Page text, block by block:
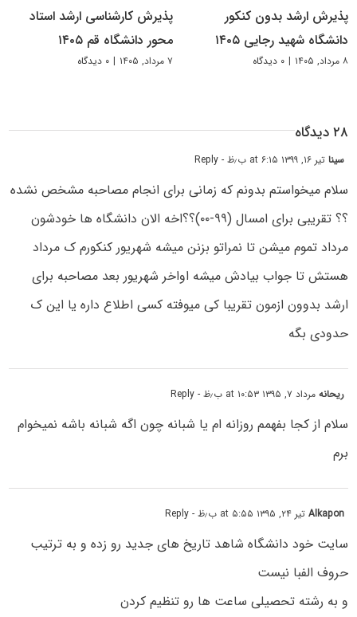
پذیرش ارشد بدون کنکور
دانشگاه شهید رجایی ۱۴۰۵
۸ مرداد, ۱۴۰۵ | ۰ دیدگاه
پذیرش کارشناسی ارشد استاد
محور دانشگاه قم ۱۴۰۵
۷ مرداد, ۱۴۰۵ | ۰ دیدگاه
۲۸ دیدگاه
سیناتیر ۱۶, ۱۳۹۹ at ۶:۱۵ ب٫ظ - Reply
سلام میخواستم بدونم که زمانی برای انجام مصاحبه مشخص نشده
؟؟ تقریبی برای امسال (۹۹-۰۰)؟؟اخه الان دانشگاه ها خودشون
مرداد تموم میشن تا نمراتو بزنن میشه شهریور کنکورم ک مرداد
هستش تا جواب بیادش میشه اواخر شهریور بعد مصاحبه برای
ارشد بدوون ازمون تقریبا کی میوفته کسی اطلاع داره یا این ک
حدودی بگه
ریحانهمرداد ۷, ۱۳۹۵ at ۱۰:۵۳ ب٫ظ - Reply
سلام از کجا بفهمم روزانه ام یا شبانه چون اگه شبانه باشه نمیخوام
برم
Alkaponتیر ۲۴, ۱۳۹۵ at ۵:۵۵ ب٫ظ - Reply
سایت خود دانشگاه شاهد تاریخ های جدید رو زده و به ترتیب
حروف الفبا نیست
و به رشته تحصیلی ساعت ها رو تنظیم کردن